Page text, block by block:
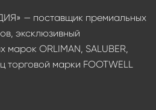
— поставщик премиальных
эксклюзивный
марок ORLIMAN, SALUBER,
торговой марки FOOTWELL